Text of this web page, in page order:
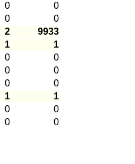
0
0
0
0
2
9933
1
1
0
0
0
0
0
0
1
1
0
0
0
0